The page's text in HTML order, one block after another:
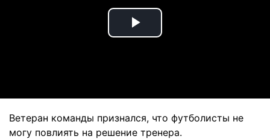
Play
Ветеран команды признался, что футболисты не
могу повлиять на решение тренера.